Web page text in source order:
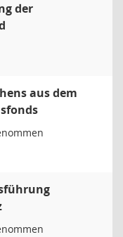
der
aus dem